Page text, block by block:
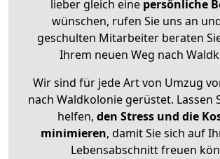
lieber gleich eine persönliche
wünschen, rufen Sie uns an
geschulten Mitarbeiter beraten
Ihrem neuen Weg nach
Wir sind für jede Art von Umzug
nach Waldkolonie gerüstet. Lassen
helfen, den Stress und die
minimieren, damit Sie sich auf
Lebensabschnitt freuen